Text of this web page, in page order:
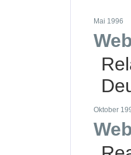
Mai 1996
Oktober